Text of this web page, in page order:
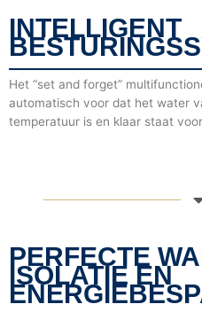
INTELLIGENT
Het “set and forget”
automatisch voor dat het water
temperatuur is en klaar staat
PERFECTE
ISOLATIE EN